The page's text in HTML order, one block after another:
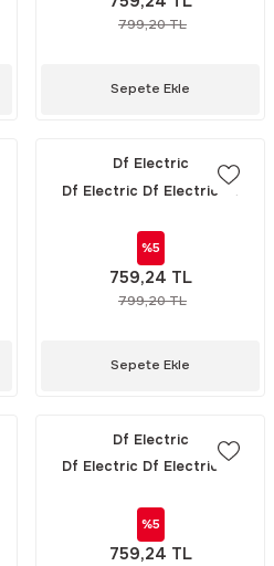
799,20 TL
Sepete Ekle
Df Electric
Df Electric Df Electric Df
22x58mm 690V 40A (492036)
%5
759,24 TL
799,20 TL
Sepete Ekle
Df Electric
Df Electric Df Electric Df
22x58mm 690V 25A (492034)
%5
759,24 TL